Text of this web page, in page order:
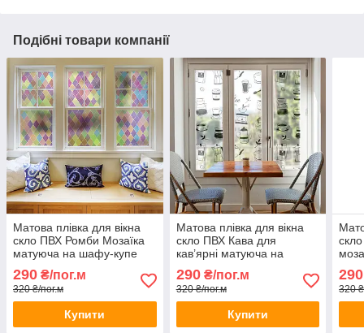
Подібні товари компанії
Матова плівка для вікна
скло ПВХ Ромби Мозаїка
матуюча на шафу-купе
для дзеркала 1 пог.м
1000х1000 мм
290 ₴/пог.м
320 ₴/пог.м
Купити
Матова плівка для вікна
скло ПВХ Кава для
кав’ярні матуюча на
шафу-купе для дзеркала 1
пог.м 1000х1000 мм
290₴/пог.м
320 ₴/пог.м
Купити
на
290
320